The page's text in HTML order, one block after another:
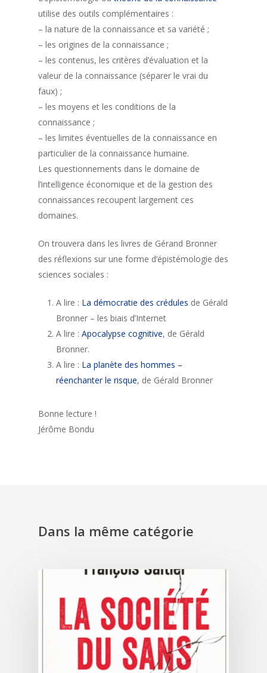
utilise des outils complémentaires :
– la nature de la connaissance et sa variété ;
– les origines de la connaissance ;
– les contenus, les critères d’évaluation et la
valeur de la connaissance (séparer le vrai du
faux) ;
– les moyens et les conditions de la
connaissance ;
– les limites éventuelles de la connaissance en
particulier de la connaissance humaine.
Les questionnements dans le domaine de
l’intelligence économique et de la gestion des
connaissances recoupent largement ces
domaines.
On trouvera dans les livres de Gérand Bronner
des réflexions sur une forme d’épistémologie des
sciences sociales :
A lire : La démocratie des crédules de Gérald
Bronner – les biais d’Internet
A lire : Apocalypse cognitive, de Gérald
Bronner.
A lire : La planète des hommes –
réenchanter le risque, de Gérald Bronner
Bonne lecture !
Jérôme Bondu
Dans la même catégorie